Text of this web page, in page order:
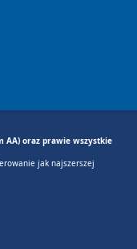
AA) oraz prawie wszystkie
jak najszerszej